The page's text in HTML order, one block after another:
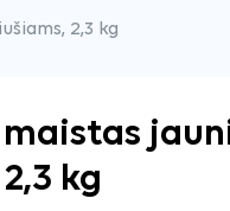
2,3 kg
kg